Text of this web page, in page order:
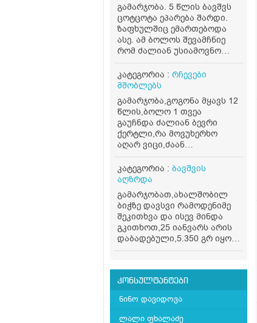
გამარჯობა. 5 წლის ბავშვს
ცოტცოტა ეპარება შარდი.
ზაფხულშიც ემართებოდა
ასე. ამ ბოლოს შევამჩნიე
რომ ძალიან უსიამოვნო
სუნი აქვს. დაბანიდან
უახლოეს პერიოდშიც კი
ასეთი სუნი უდის ტრუსზე.
იყოს?
კატეგორია : რჩევები
მშობლებს
გამარჯობა,გოგონა მყავს 12
წლის,ბოლო 1 თვეა
გაუჩნდა ძალიან ბევრი
ქერტლი,რა მოვუხერხო
აღარ ვიცი,ძაან
დიაკომფორტია მისთვის და
ასევე ჩემთვისაც,სხვდასხვა
შამპუნები გამოვცვალეთ
მაგრამ მაინც იგივე
მეორედება,მივიღებ რჩევას
რა შეიძლება
მოვიმოქმედოთ სხვა..
კატეგორია : ბავშვის
აღზრდა
გამარჯობათ,ახალშობილ
ბიჭზე დავსვი რამოდენიმე
შეკითხვა და ისევ მინდა
გკითხოთ,25 იანვარს არის
დაბადებული,5.350 გრ იყო
დღეს,120 გრ სიმილაკ
კუჭში გადის
მოდგვისნაირს,ცოტა
იყოს,ცოტა,დღეში ერთხ3ლ
გადის,უკვე მესამე გასვლაც
კონსულტანტები
ნინო დავიდოვა
ლალი ფხალაძე